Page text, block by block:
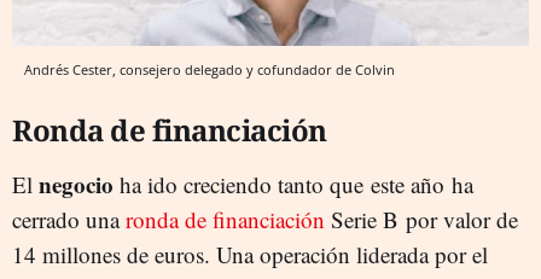
Andrés Cester, consejero delegado y cofundador de Colvin
Ronda de financiación
El negocio ha ido creciendo tanto que este año ha
cerrado unaronda de financiación Serie B por valor de
14 millones de euros. Una operación liderada por el